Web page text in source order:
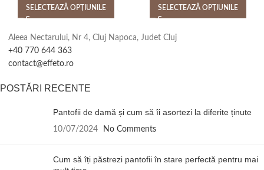
SELECTEAZĂ OPȚIUNILE SELECTEAZĂ OPȚIUNILE
Aleea Nectarului, Nr 4, Cluj Napoca, Judet Cluj
+40 770 644 363
contact@effeto.ro
POSTĂRI RECENTE
Pantofii de damă și cum să îi asortezi la diferite ținute
10/07/2024 No Comments
Cum să îți păstrezi pantofii în stare perfectă pentru mai